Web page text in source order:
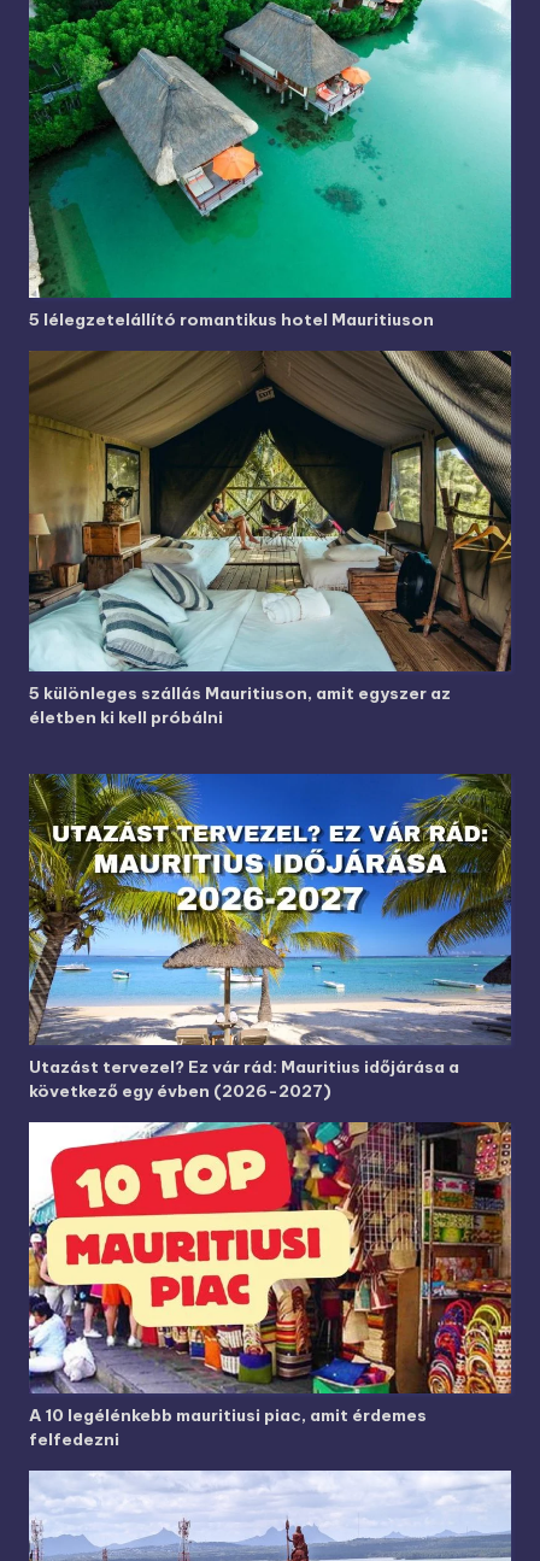
5 lélegzetelállító romantikus hotel Mauritiuson
5 különleges szállás Mauritiuson, amit egyszer az
életben ki kell próbálni
Utazást tervezel? Ez vár rád: Mauritius időjárása a
következő egy évben (2026-2027)
A 10 legélénkebb mauritiusi piac, amit érdemes
felfedezni